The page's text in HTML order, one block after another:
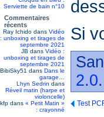
Serviette de bain n°10
Commentaires
récents
Ray Ichido dans Vidéo
: unboxing et tirages de
septembre 2021
JB dans Vidéo :
unboxing et tirages de
septembre 2021
BibiSky51 dans Dans le
garage…
Lhyn Sedrin dans
Réveil matin (harpe et
violoncelle)
kfp dans « Petit Matin »
: crayonné
Si
2.0
Test